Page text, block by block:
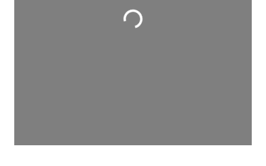
Wird geladen …